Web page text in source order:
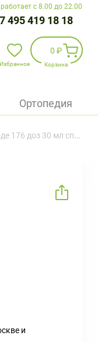
с 8.00 до 22.00
495 419 18 18
Избранное
0 ₽
Корзина
Ортопедия
176 доз 30 мл спрей
и